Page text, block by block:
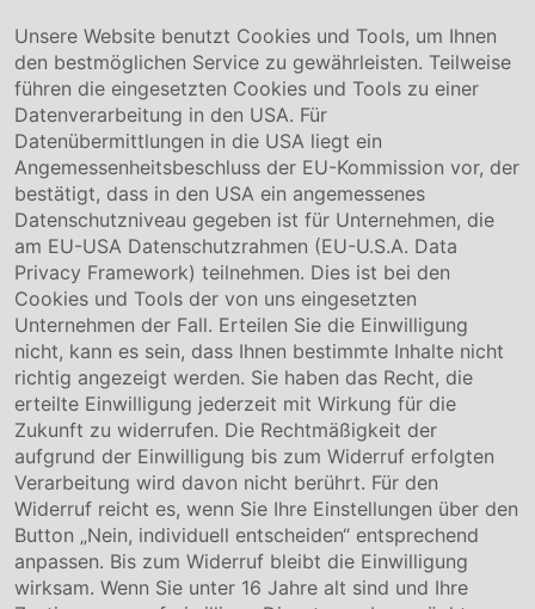
+49 5141-180
info@conmetallmeister.de
www.conmetallmeister.de
Unternehmen
Über uns
Compliance
Hinweisgebersystem
Karriere
Service & Kontakt
Kontakt
Downloads
Garantiebedingungen
Zertifikate
Rechtliches
Impressum
AGB
Datenschutz
Cookie Einstellung
Unsere Website benutzt Cookies und Tools, um Ihnen
den bestmöglichen Service zu gewährleisten. Teilweise
führen die eingesetzten Cookies und Tools zu einer
Datenverarbeitung in den USA. Für
Datenübermittlungen in die USA liegt ein
Angemessenheitsbeschluss der EU-Kommission vor, der
bestätigt, dass in den USA ein angemessenes
Datenschutzniveau gegeben ist für Unternehmen, die
am EU-USA Datenschutzrahmen (EU-U.S.A. Data
Privacy Framework) teilnehmen. Dies ist bei den
Cookies und Tools der von uns eingesetzten
Unternehmen der Fall. Erteilen Sie die Einwilligung
nicht, kann es sein, dass Ihnen bestimmte Inhalte nicht
richtig angezeigt werden. Sie haben das Recht, die
erteilte Einwilligung jederzeit mit Wirkung für die
Zukunft zu widerrufen. Die Rechtmäßigkeit der
aufgrund der Einwilligung bis zum Widerruf erfolgten
Verarbeitung wird davon nicht berührt. Für den
Widerruf reicht es, wenn Sie Ihre Einstellungen über den
Button „Nein, individuell entscheiden“ entsprechend
anpassen. Bis zum Widerruf bleibt die Einwilligung
wirksam. Wenn Sie unter 16 Jahre alt sind und Ihre